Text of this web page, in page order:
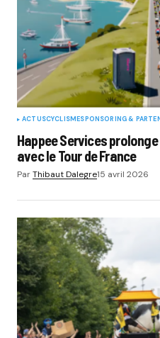
ACTUSCYCLISMESPONSORING &
Happee Services
avec le Tour de France
ParThibaut Dalegre15 avril 2026